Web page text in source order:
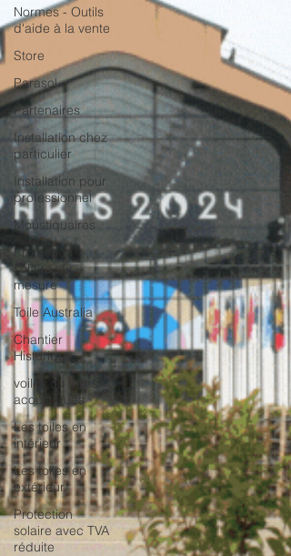
Normes - Outils
d'aide à la vente
Store
Parasol
Partenaires
Installation chez
particulier
Installation pour
professionnel
Moustiquaires
Protection
solaire sur
mesure
Toile Australia
Chantier
Historique
voiles ou toiles
acoustiques
Les toiles en
intérieur
Les toiles en
extérieur
Protection
solaire avec TVA
réduite